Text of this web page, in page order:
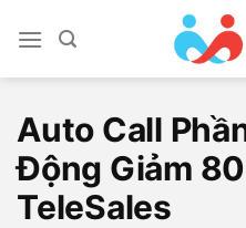
Auto Call
Động Giảm
TeleSales